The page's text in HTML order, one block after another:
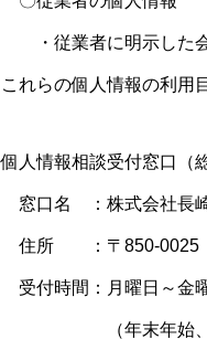
・従業者に明示した会
これらの個人情報の利用
個人情報相談受付窓口（
窓口名 ：株式会社長
住所 ：〒850-0025
受付時間：月曜日～金
（年末年始、祝日